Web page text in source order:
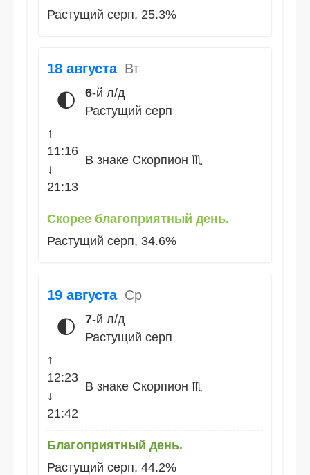
Растущий серп, 25.3%
18 августа Вт
🌓 6-й л/д
Растущий серп
↑
11:16
↓
21:13
В знаке Скорпион ♏
Скорее благоприятный день.
Растущий серп, 34.6%
19 августа Ср
🌓 7-й л/д
Растущий серп
↑
12:23
↓
21:42
В знаке Скорпион ♏
Благоприятный день.
Растущий серп, 44.2%